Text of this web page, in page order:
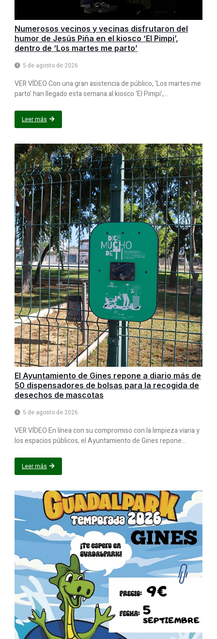
Numerosos vecinos y vecinas disfrutaron del
humor de Jesús Piña en el kiosco ‘El Pimpi’,
dentro de ‘Los martes me parto’
5 de agosto de 2026
VER VÍDEO Con una gran asistencia de público, ‘Los martes me
parto’ han llegado esta semana al kiosco ‘El Pimpi’,...
Leer más
El Ayuntamiento de Gines repone a diario más de
50 dispensadores de bolsas para la recogida de
desechos de mascotas
5 de agosto de 2026
VER VÍDEO En línea con su compromiso con la limpieza viaria y
los espacios públicos, el Ayuntamiento de Gines repone...
Leer más